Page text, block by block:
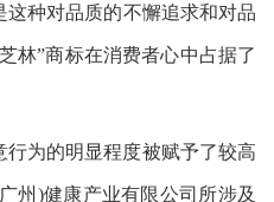
种对品质的不懈追求和对品
林”商标在消费者心中占据了
为的明显程度被赋予了较高
州)健康产业有限公司所涉及